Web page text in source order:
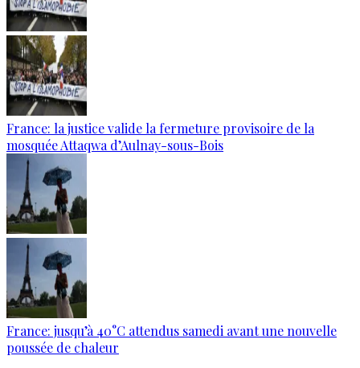
France: la justice valide la fermeture provisoire de la
mosquée Attaqwa d’Aulnay-sous-Bois
France: jusqu’à 40°C attendus samedi avant une nouvelle
poussée de chaleur